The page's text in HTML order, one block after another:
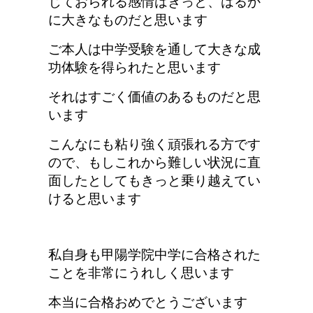
に大きなものだと思います
ご本人は中学受験を通して大きな成
功体験を得られたと思います
それはすごく価値のあるものだと思
います
こんなにも粘り強く頑張れる方です
ので、もしこれから難しい状況に直
面したとしてもきっと乗り越えてい
けると思います
私自身も甲陽学院中学に合格された
ことを非常にうれしく思います
本当に合格おめでとうございます